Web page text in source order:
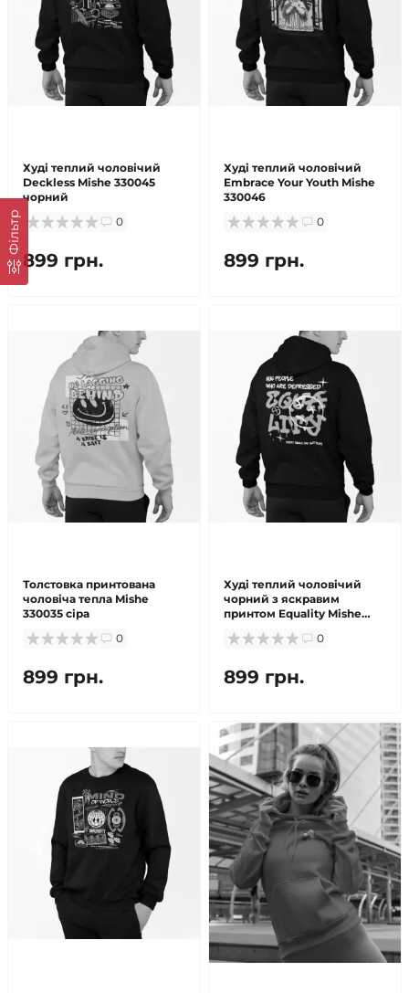
Фільтр
Худі теплий чоловічий
Deckless Mishe 330045
чорний
0
899 грн.
Худі теплий чоловічий
Embrace Your Youth Mishe
330046
0
899 грн.
Толстовка принтована
чоловіча тепла Mishe
330035 сіра
0
899 грн.
Худі теплий чоловічий
чорний з яскравим
принтом Equality Mishe
0
899 грн.